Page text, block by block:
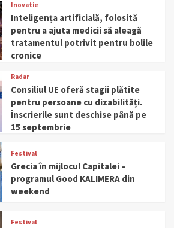
Inovatie
Inteligența artificială, folosită
pentru a ajuta medicii să aleagă
tratamentul potrivit pentru bolile
cronice
Radar
Consiliul UE oferă stagii plătite
pentru persoane cu dizabilități.
Înscrierile sunt deschise până pe
15 septembrie
Festival
Grecia în mijlocul Capitalei –
programul Good KALIMERA din
weekend
Festival